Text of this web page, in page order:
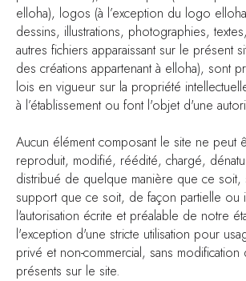
elloha), logos (à l’exception du logo
dessins, illustrations, photographies,
autres fichiers apparaissant sur le présent
des créations appartenant à elloha), sont
lois en vigueur sur la propriété
à l’établissement ou font l'objet d'une
Aucun élément composant le site ne peut
reproduit, modifié, réédité, chargé,
distribué de quelque manière que ce
support que ce soit, de façon partielle ou
l'autorisation écrite et préalable de notre
l'exception d'une stricte utilisation pour
privé et non-commercial, sans modification
présents sur le site.